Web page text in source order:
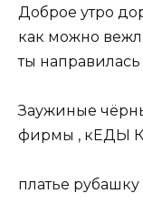
Доброе утро
как можно
ты
Заужиные
фирмы , кЕДЫ
платье